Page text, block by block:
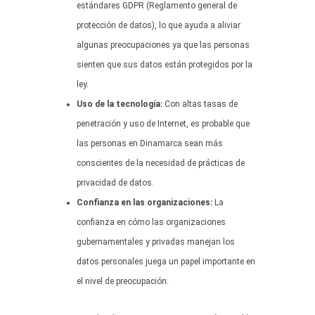
estándares GDPR (Reglamento general de
protección de datos), lo que ayuda a aliviar
algunas preocupaciones ya que las personas
sienten que sus datos están protegidos por la
ley.
Uso de la tecnología: Con altas tasas de
penetración y uso de Internet, es probable que
las personas en Dinamarca sean más
conscientes de la necesidad de prácticas de
privacidad de datos.
Confianza en las organizaciones: La
confianza en cómo las organizaciones
gubernamentales y privadas manejan los
datos personales juega un papel importante en
el nivel de preocupación.